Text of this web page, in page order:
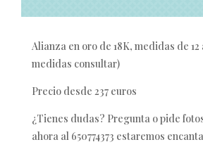
Alianza en oro de 18K, medidas de 12
medidas consultar)
Precio desde 237 euros
¿Tienes dudas? Pregunta o pide
ahora al 650774373 estaremos